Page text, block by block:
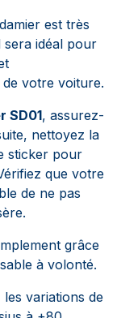
est très
sera idéal pour
votre voiture.
SD01, assurez-
nettoyez la
sticker pour
que votre
de ne pas
grâce
à volonté.
variations de